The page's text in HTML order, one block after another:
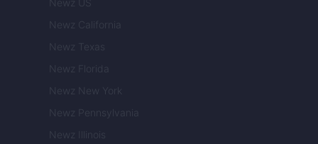
Newz US
Newz California
Newz Texas
Newz Florida
Newz New York
Newz Pennsylvania
Newz Illinois